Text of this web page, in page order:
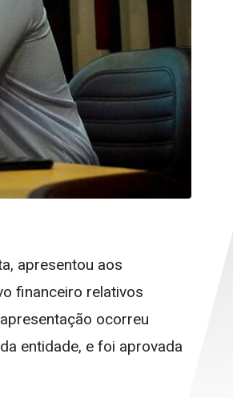
apresentou aos
financeiro relativos
ocorreu
entidade, e foi aprovada